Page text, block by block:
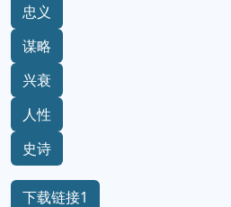
忠义
谋略
兴衰
人性
史诗
下载链接1